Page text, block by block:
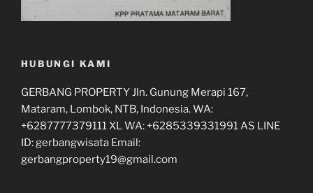
HUBUNGI KAMI
GERBANG PROPERTY Jln. Gunung Merapi 167,
Mataram, Lombok, NTB, Indonesia. WA:
+6287777379111 XL WA: +6285339331991 AS LINE
ID: gerbangwisata Email:
gerbangproperty19@gmail.com